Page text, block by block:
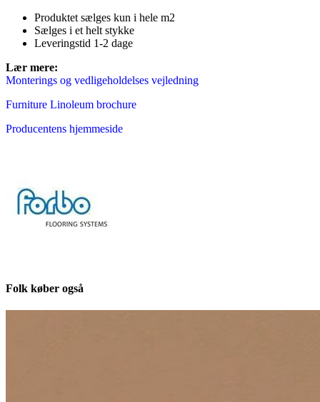
Produktet sælges kun i hele m2
Sælges i et helt stykke
Leveringstid 1-2 dage
Lær mere:
Monterings og vedligeholdelses vejledning
Furniture Linoleum brochure
Producentens hjemmeside
Folk køber også